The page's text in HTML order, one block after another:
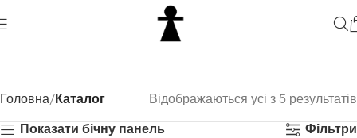
Головна Каталог
Відображаються усі з 5 результатів
Показати бічну панель
Фільтри